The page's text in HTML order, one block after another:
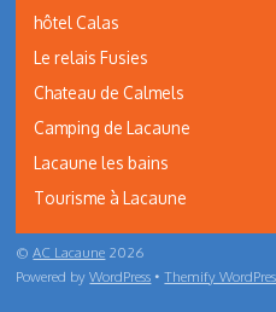
hôtel Calas
Le relais Fusies
Chateau de Calmels
Camping de Lacaune
Lacaune les bains
Tourisme à Lacaune
©AC Lacaune 2026
Powered byWordPress •Themify